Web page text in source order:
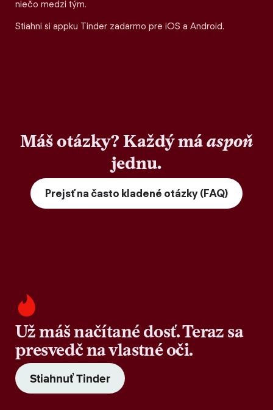
niečo medzi tým.
Stiahni si appku Tinder zadarmo pre iOS a Android.
Máš otázky? Každý máaspoň
jednu.
Prejsť na často kladené otázky (FAQ)
Už máš načítané dosť. Teraz sa
presvedč na vlastné oči.
Stiahnuť Tinder